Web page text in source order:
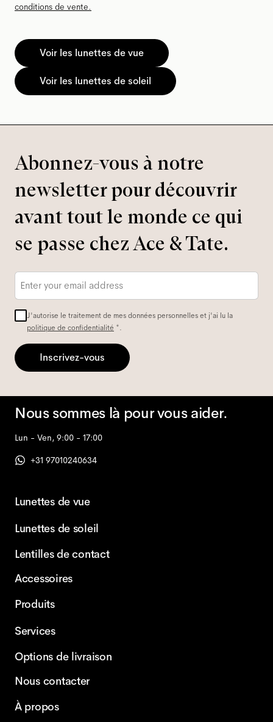
conditions de vente.
Voir les lunettes de vue
Voir les lunettes de soleil
Abonnez-vous à notre
newsletter pour découvrir
avant tout le monde ce qui
se passe chez Ace & Tate.
Adresse
J'autorise le traitement de mes données personnelles et j'ai lu la
politique de confidentialité *.
Inscrivez-vous
Nous sommes là pour vous aider.
Lun - Ven, 9:00 - 17:00
+31 97010240634
Lunettes de vue
Lunettes de soleil
Lentilles de contact
Accessoires
Produits
Services
Options de livraison
Nous contacter
À propos